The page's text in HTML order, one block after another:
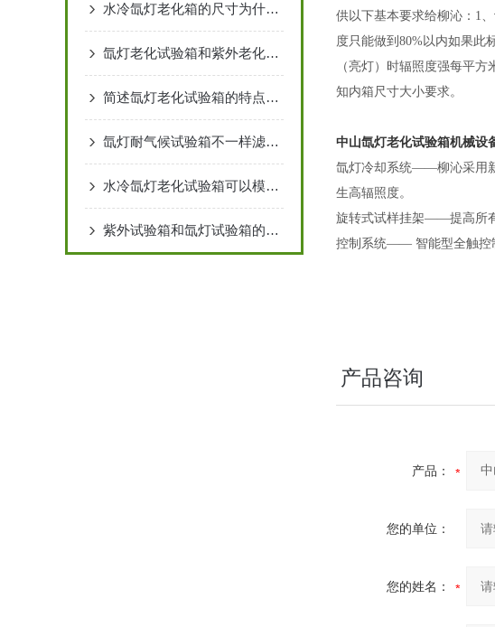
水冷氙灯老化箱的尺寸为什么只做一个尺寸
氙灯老化试验箱和紫外老化试验箱老化三要素
简述氙灯老化试验箱的特点和注意事项
氙灯耐气候试验箱不一样滤光器的作用
水冷氙灯老化试验箱可以模拟哪些气候条件呢
紫外试验箱和氙灯试验箱的区别
供以下基本要求给柳沁： 1
度只能做到80%以内如果此
（亮灯）时辐照度强每平
知内箱尺寸大小要求。
中山氙灯老化试验箱机械设
氙灯冷却系统——柳沁采用新
生高辐照度。
旋转式试样挂架——提高所有
控制系统—— 智能型全触控
产品咨询
产品：
您的单位：
您的姓名：